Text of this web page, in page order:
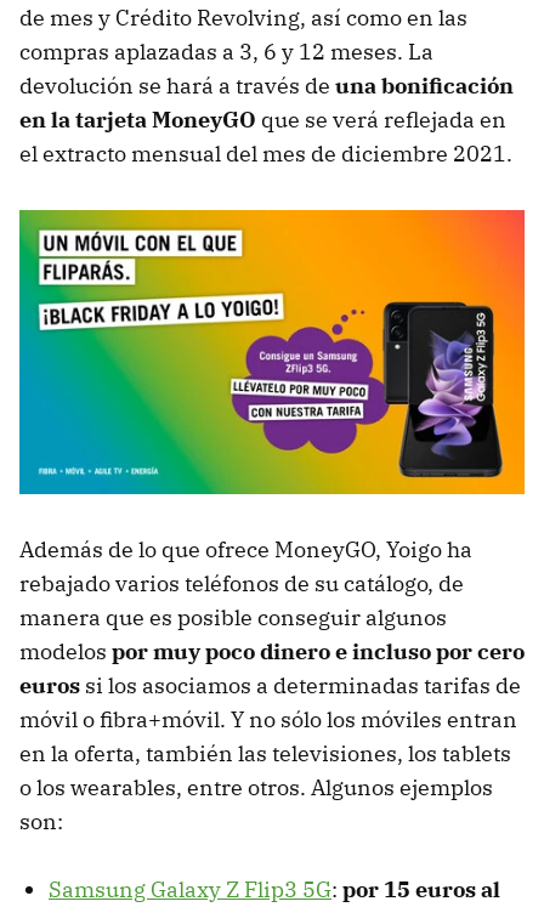
de mes y Crédito Revolving, así como en las
compras aplazadas a 3, 6 y 12 meses. La
devolución se hará a través de una bonificación
en la tarjeta MoneyGO que se verá reflejada en
el extracto mensual del mes de diciembre 2021.
Además de lo que ofrece MoneyGO, Yoigo ha
rebajado varios teléfonos de su catálogo, de
manera que es posible conseguir algunos
modelos por muy poco dinero e incluso por cero
euros si los asociamos a determinadas tarifas de
móvil o fibra+móvil. Y no sólo los móviles entran
en la oferta, también las televisiones, los tablets
o los wearables, entre otros. Algunos ejemplos
son:
Samsung Galaxy Z Flip3 5G: por 15 euros al